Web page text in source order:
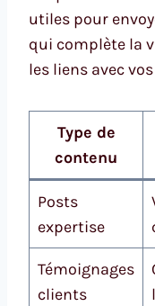
utiles pour
qui complète la
les liens avec
Type de
contenu
Posts
expertise
Témoignages
clients